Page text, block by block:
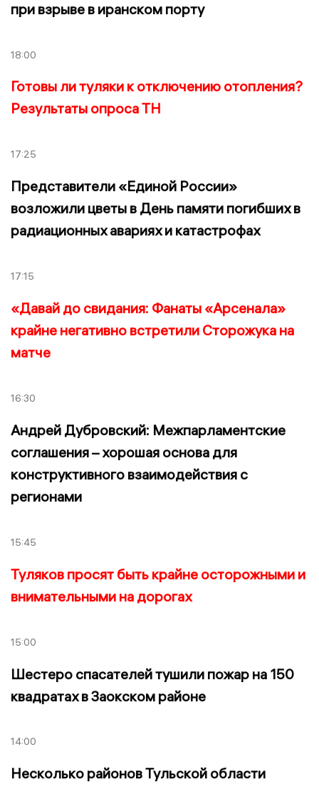
при взрыве в иранском порту
18:00
Готовы ли туляки к отключению отопления?
Результаты опроса ТН
17:25
Представители «Единой России»
возложили цветы в День памяти погибших в
радиационных авариях и катастрофах
17:15
«Давай до свидания: Фанаты «Арсенала»
крайне негативно встретили Сторожука на
матче
16:30
Андрей Дубровский: Межпарламентские
соглашения – хорошая основа для
конструктивного взаимодействия с
регионами
15:45
Туляков просят быть крайне осторожными и
внимательными на дорогах
15:00
Шестеро спасателей тушили пожар на 150
квадратах в Заокском районе
14:00
Несколько районов Тульской области